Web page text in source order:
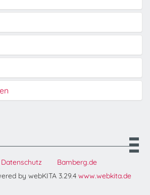
Datenschutz
Bamberg.de
by webKITA 3.29.4 www.webkita.de